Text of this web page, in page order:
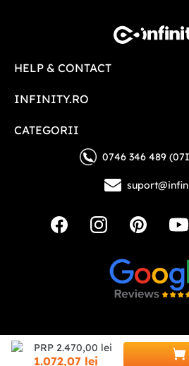
PRP 2.470,00 lei
1.072,07 lei
HELP & CONTACT
INFINITY.RO
CATEGORII
0746 346 489
Copyright © 2026 - Toate